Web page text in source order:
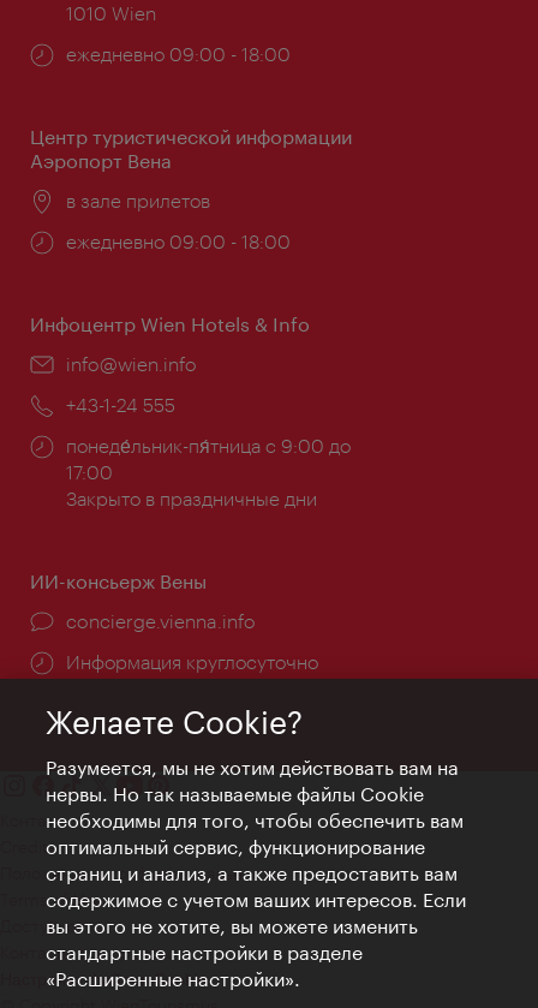
1010 Wien
Часы
ежедневно 09:00 - 18:00
Центр туристической информации
Аэропорт Вена
Расположение:
в зале прилетов
Часы
ежедневно 09:00 - 18:00
Инфоцентр Wien Hotels & Info
Эл.
info@wien.info
Телефон:
+43-1-24 555
Часы
работы:
понеде́льник-пя́тница с 9:00 до
17:00
Закрыто в праздничные дни
ИИ-консьерж Вены
concierge.vienna.info
Информация круглосуточно
Контакт
Credits
Положение о конфиденциальности
Terms of Use
Доступность
Контакты для прессы
Настройки файлов Cookie
Желаете Cookie?
Разумеется, мы не хотим действовать вам на
нервы. Но так называемые файлы Cookie
необходимы для того, чтобы обеспечить вам
оптимальный сервис, функционирование
страниц и анализ, а также предоставить вам
содержимое с учетом ваших интересов. Если
вы этого не хотите, вы можете изменить
стандартные настройки в разделе
«Расширенные настройки».